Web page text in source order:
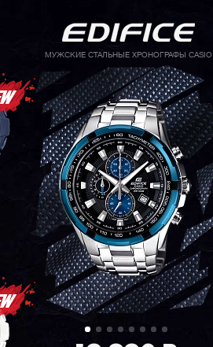
МУЖСКИЕ СТАЛЬНЫЕ ХРОНОГРАФЫ CASIO